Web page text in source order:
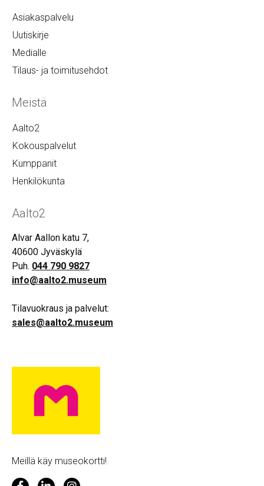
Asiakaspalvelu
Uutiskirje
Medialle
Tilaus- ja toimitusehdot
Meistä
Aalto2
Kokouspalvelut
Kumppanit
Henkilökunta
Aalto2
Alvar Aallon katu 7,
40600 Jyväskylä
Puh. 044 790 9827
info@aalto2.museum
Tilavuokraus ja palvelut:
sales@aalto2.museum
Meillä käy museokortti!